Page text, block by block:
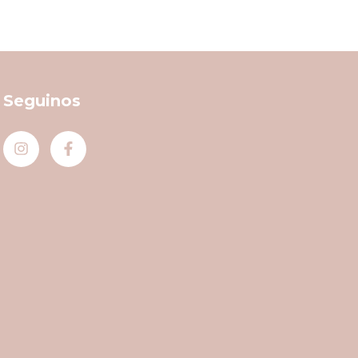
Seguinos